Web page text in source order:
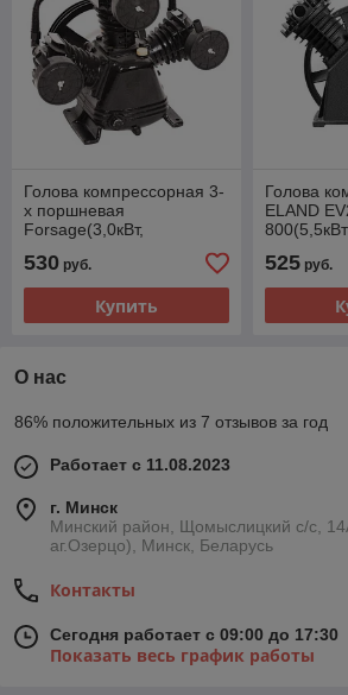
Голова компрессорная 3-
х поршневая
Forsage(3,0кВт,
360л/мин, давление
8бар) TB-365
530 руб.
Купить
Голова
ELAND
525руб.
О нас
86% положительных из 7 отзывов за год
Работает с 11.08.2023
г. Минск
Минский район, Щомыслицкий с/с,
аг.Озерцо), Минск, Беларусь
Контакты
Сегодня работает с 09:00 до 17:30
Показать весь график работы